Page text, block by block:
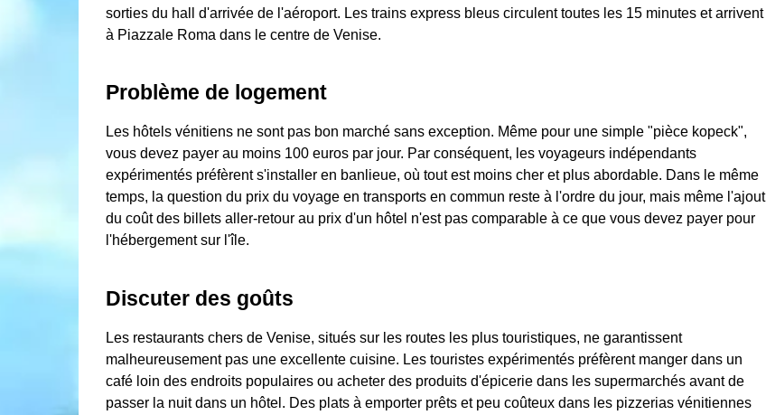
sorties du hall d'arrivée de l'aéroport. Les trains express bleus circulent toutes les 15 minutes et arrivent
à Piazzale Roma dans le centre de Venise.
Problème de logement
Les hôtels vénitiens ne sont pas bon marché sans exception. Même pour une simple "pièce kopeck",
vous devez payer au moins 100 euros par jour. Par conséquent, les voyageurs indépendants
expérimentés préfèrent s'installer en banlieue, où tout est moins cher et plus abordable. Dans le même
temps, la question du prix du voyage en transports en commun reste à l'ordre du jour, mais même l'ajout
du coût des billets aller-retour au prix d'un hôtel n'est pas comparable à ce que vous devez payer pour
l'hébergement sur l'île.
Discuter des goûts
Les restaurants chers de Venise, situés sur les routes les plus touristiques, ne garantissent
malheureusement pas une excellente cuisine. Les touristes expérimentés préfèrent manger dans un
café loin des endroits populaires ou acheter des produits d'épicerie dans les supermarchés avant de
passer la nuit dans un hôtel. Des plats à emporter prêts et peu coûteux dans les pizzerias vénitiennes